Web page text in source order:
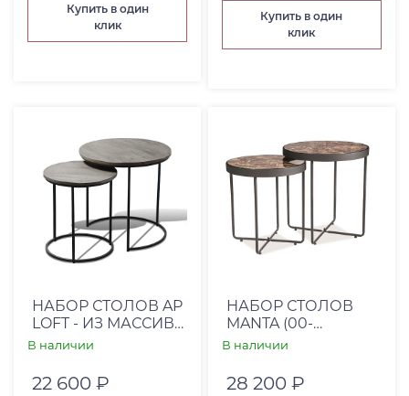
Купить в один
клик
Купить в один
клик
НАБОР СТОЛОВ AP
LOFT - ИЗ МАССИВА
2В1/ПЛАТИНА
В наличии
22 600 ₽
НАБОР СТОЛОВ
MANTA (00-
00001889)
В наличии
28 200 ₽